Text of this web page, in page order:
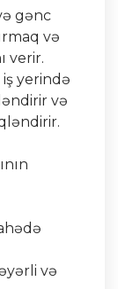
gənc
və
verir.
yerində
və
və